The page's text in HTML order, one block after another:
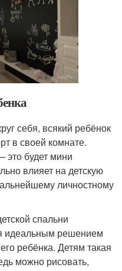
себя, всякий ребёнок
в своей комнате.
это будет мини
влияет на детскую
личностному
спальни
идеальным решением
ребёнка. Детям такая
можно рисовать,